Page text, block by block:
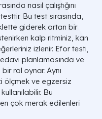
nasıl çalıştığını
Bu test sırasında,
giderek artan bir
kalp ritminiz, kan
izlenir. Efor testi,
planlamasında ve
rol oynar. Aynı
ölçmek ve egzersiz
Bu
çok merak edilenleri